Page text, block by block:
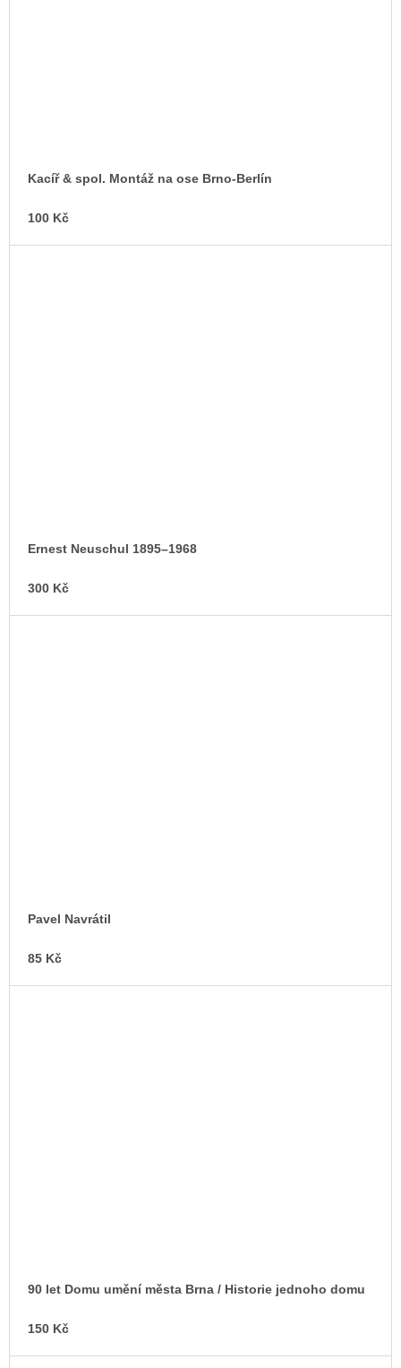
Kacíř & spol. Montáž na ose Brno-Berlín
100 Kč
Ernest Neuschul 1895–1968
300 Kč
Pavel Navrátil
85 Kč
90 let Domu umění města Brna / Historie jednoho domu
150 Kč